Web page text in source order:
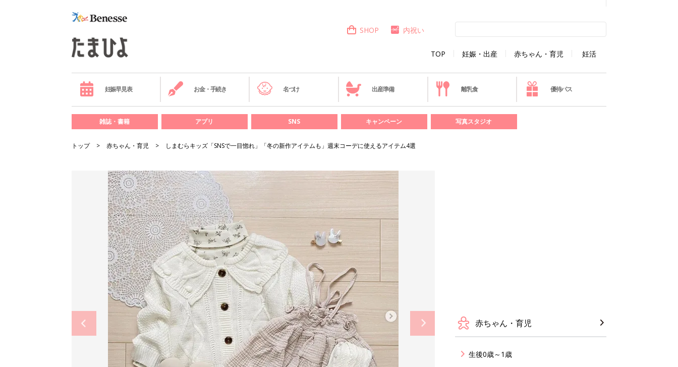
TOP 妊娠・出産 赤ちゃん・育児 妊活
SHOP 内祝い
妊娠早見表 お金・手続き 名づけ 出産準備 離乳食 優待パス
雑誌・書籍 アプリ SNS キャンペーン 写真スタジオ
トップ 赤ちゃん・育児 しまむらキッズ「SNSで一目惚れ」「冬の新作アイテムも」週末コーデに使えるアイテム4選
赤ちゃん・育児
生後0歳～1歳